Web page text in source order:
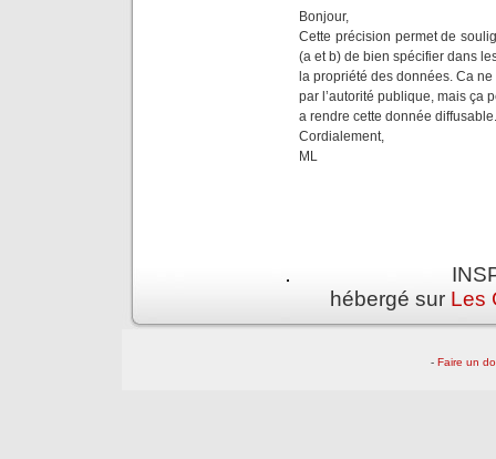
Bonjour,
Cette précision permet de
(a et b) de bien spécifier dans
la propriété des données. Ca
par l’autorité publique, mais ça
a rendre cette donnée diffusable.
Cordialement,
ML
hébergé sur Les
- Faire un